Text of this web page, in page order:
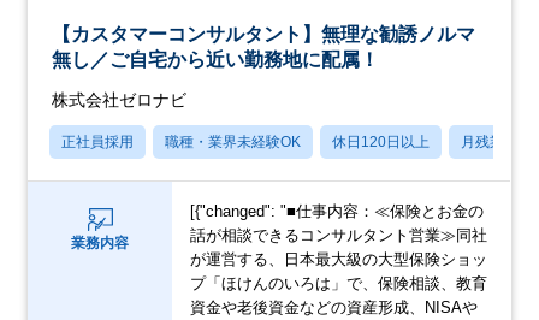
【カスタマーコンサルタント】無理な勧誘ノルマ
無し／ご自宅から近い勤務地に配属！
株式会社ゼロナビ
正社員採用 職種・業界未経験OK 休日120日以上 月残業20
業務内容
[{"changed": "■仕事内容：≪保険とお金の
話が相談できるコンサルタント営業≫同社
が運営する、日本最大級の大型保険ショッ
プ「ほけんのいろは」で、保険相談、教育
資金や老後資金などの資産形成、NISAや